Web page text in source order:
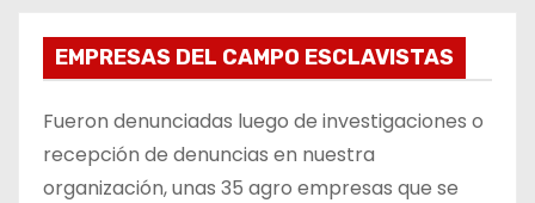
EMPRESAS DEL CAMPO ESCLAVISTAS
Fueron denunciadas luego de investigaciones o
recepción de denuncias en nuestra
organización, unas 35 agro empresas que se